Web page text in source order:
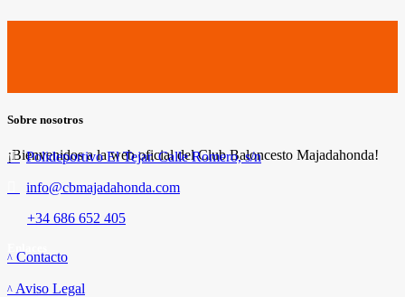
Sobre nosotros
¡Bienvenidos a la web oficial del Club Baloncesto Majadahonda!
Polideportivo El Tejar. Calle Romero, s/n
info@cbmajadahonda.com
+34 686 652 405
Contacto
Aviso Legal